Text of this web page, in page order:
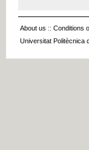
About us :: Conditions
Universitat Politècnica